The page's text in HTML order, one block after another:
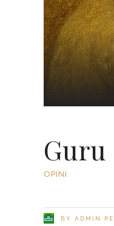
Guru
OPINI
BY ADMIN